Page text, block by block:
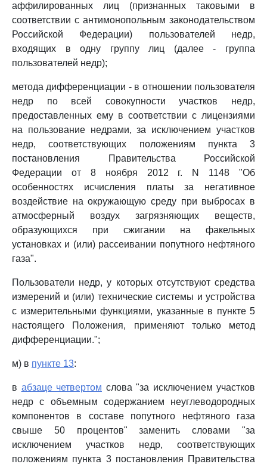
аффилированных лиц (признанных таковыми в
соответствии с антимонопольным законодательством
Российской Федерации) пользователей недр,
входящих в одну группу лиц (далее - группа
пользователей недр);
метода дифференциации - в отношении пользователя
недр по всей совокупности участков недр,
предоставленных ему в соответствии с лицензиями
на пользование недрами, за исключением участков
недр, соответствующих положениям пункта 3
постановления Правительства Российской
Федерации от 8 ноября 2012 г. N 1148 "Об
особенностях исчисления платы за негативное
воздействие на окружающую среду при выбросах в
атмосферный воздух загрязняющих веществ,
образующихся при сжигании на факельных
установках и (или) рассеивании попутного нефтяного
газа".
Пользователи недр, у которых отсутствуют средства
измерений и (или) технические системы и устройства
с измерительными функциями, указанные в пункте 5
настоящего Положения, применяют только метод
дифференциации.";
м) в пункте 13:
в абзаце четвертом слова "за исключением участков
недр с объемным содержанием неуглеводородных
компонентов в составе попутного нефтяного газа
свыше 50 процентов" заменить словами "за
исключением участков недр, соответствующих
положениям пункта 3 постановления Правительства